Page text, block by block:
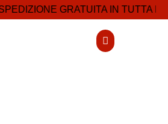
SPEDIZIONE GRATUITA IN TUTTA